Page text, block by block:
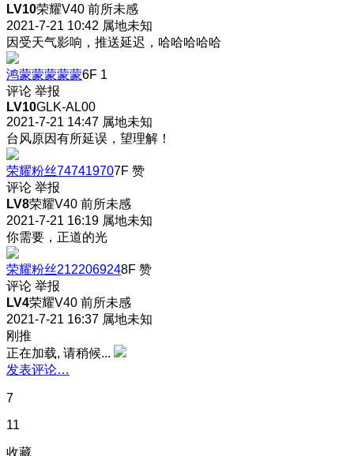
LV10荣耀V40 前所未感
2021-7-21 10:42 属地未知
因受天气影响，推送延迟，哈哈哈哈哈
鸿蒙蒙蒙蒙蒙6F 1
评论 举报
LV10GLK-AL00
2021-7-21 14:47 属地未知
台风原因有所延误，望理解！
荣耀粉丝747419707F 赞
评论 举报
LV8荣耀V40 前所未感
2021-7-21 16:19 属地未知
你需要，正道的光
荣耀粉丝2122069248F 赞
评论 举报
LV4荣耀V40 前所未感
2021-7-21 16:37 属地未知
刚推
正在加载, 请稍候...
发表评论…
7
11
收藏